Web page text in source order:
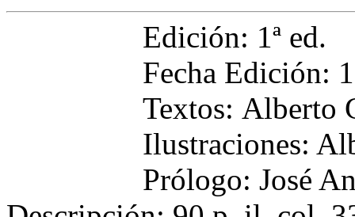
Edición: 1ª ed.
Fecha Edición:
Textos: Alberto
Ilustraciones:
Prólogo: José